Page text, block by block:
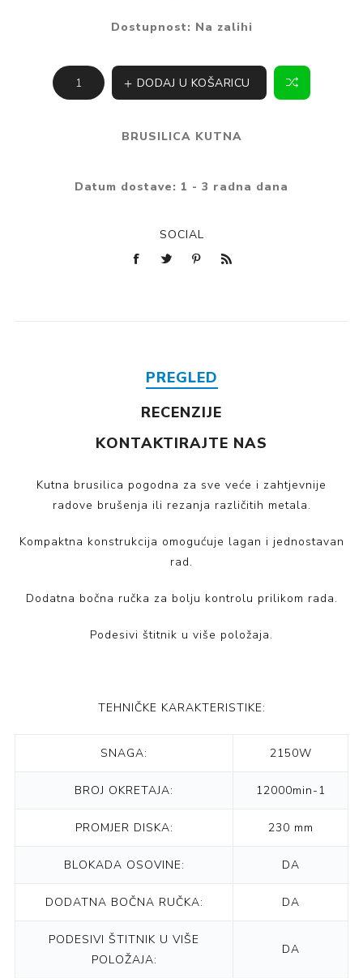
Dostupnost: Na zalihi
DODAJ U KOŠARICU
BRUSILICA KUTNA
Datum dostave: 1 - 3 radna dana
SOCIAL
PREGLED
RECENZIJE
KONTAKTIRAJTE NAS
Kutna brusilica pogodna za sve veće i zahtjevnije
radove brušenja ili rezanja različitih metala.
Kompaktna konstrukcija omogućuje lagan i jednostavan
rad.
Dodatna bočna ručka za bolju kontrolu prilikom rada.
Podesivi štitnik u više položaja.
TEHNIČKE KARAKTERISTIKE:
SNAGA: 2150W
BROJ OKRETAJA: 12000min-1
PROMJER DISKA: 230 mm
BLOKADA OSOVINE: DA
DODATNA BOČNA RUČKA: DA
PODESIVI ŠTITNIK U VIŠE
POLOŽAJA:
DA